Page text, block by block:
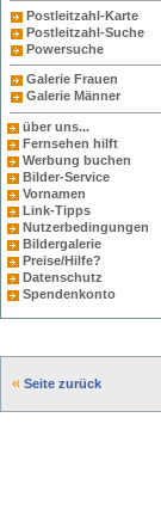
Postleitzahl-Karte
Postleitzahl-Suche
Powersuche
Galerie Frauen
Galerie Männer
über uns...
Fernsehen hilft
Werbung buchen
Bilder-Service
Vornamen
Link-Tipps
Nutzerbedingungen
Bildergalerie
Preise/Hilfe?
Datenschutz
Spendenkonto
Seite zurück